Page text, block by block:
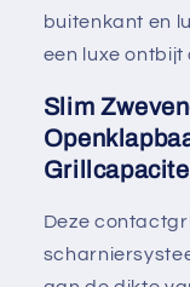
buitenkant en
een luxe ontbijt
Slim
Deze